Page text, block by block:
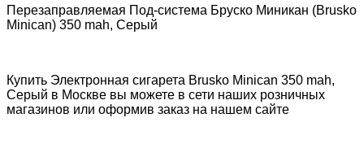
Перезаправляемая Под-система Бруско Миникан (Brusko
Minican) 350 mah, Серый
Купить Электронная сигарета Brusko Minican 350 mah,
Серый в Москве вы можете в сети наших розничных
магазинов или оформив заказ на нашем сайте